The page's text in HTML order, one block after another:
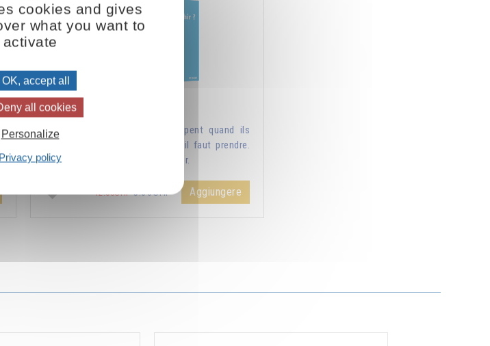
Combien les humains se trompent quand ils
s’imaginent que pour s’enrichir il faut prendre.
Non, pour s’enrichir, il faut donner.
12.00CHF5.00CHF Aggiungere
cookies and gives
what you want to
activate
OK, accept all
all cookies
Personalize
Privacy policy